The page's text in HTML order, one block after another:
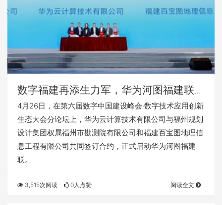
数字福建再添生力军，华为河图福建联合
创新中心项目正式签约落地
4月26日，在第六届数字中国建设峰会·数字技术应用创新
生态大会分论坛上，华为云计算技术有限公司与福州规划
设计集团权属福州市勘测院有限公司和福建百宝图地理信
息工程有限公司共同签订合约，正式启动华为河图福建
联。
3,515次阅读 0人点赞 阅读全文